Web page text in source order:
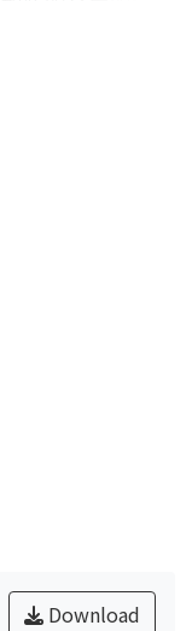
沒有權威概
提出一個弱意義
的權威傾
威概念，不是專
威vs個人」的關
權的關係。這個
律權威透過制定
「充權」，而具
權」的能力。誠
甚多，論述時有
些論述是可能可
下的權威。但
以逐一檢視的理
論據突顯，並表
Download